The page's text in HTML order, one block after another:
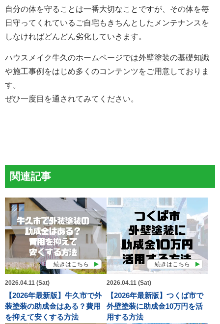
自分の体を守ることは一番大切なことですが、その体を毎
日守ってくれているご自宅もきちんとしたメンテナンスを
しなければどんどん劣化していきます。
ハウスメイク牛久のホームページでは外壁塗装の基礎知識
や施工事例をはじめ多くのコンテンツをご用意しておりま
す。
ぜひ一度目を通されてみてください。
関連記事
続きはこちら
2026.04.11 (Sat)
【2026年最新版】牛久市で外
装塗装の助成金はある？費用
を抑えて安くする方法
続きはこちら
2026.04.11 (Sat)
【2026年最新版】つくば市で
外壁塗装に助成金10万円を活
用する方法